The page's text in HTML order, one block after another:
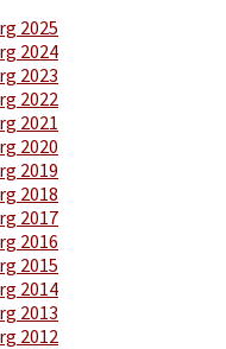
2025
2024
2023
2022
2021
2020
2019
2018
2017
2016
2015
2014
2013
2012